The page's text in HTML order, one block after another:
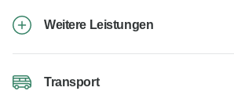
Weitere Leistungen
Transport